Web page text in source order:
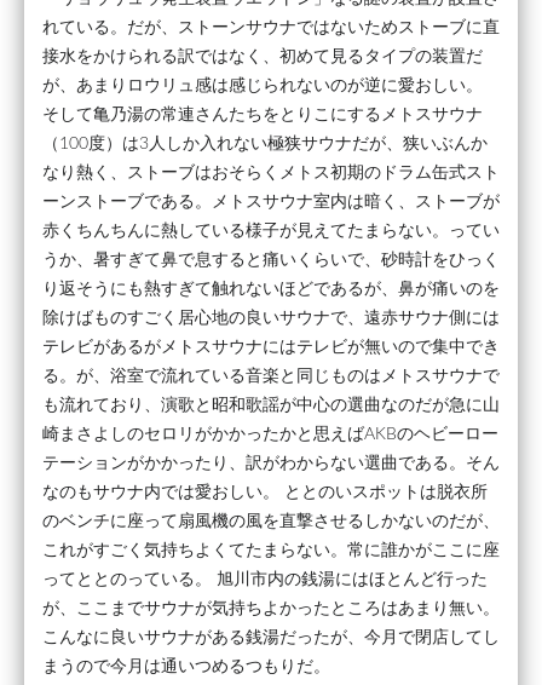
れている。だが、ストーンサウナではないためストーブに直
接水をかけられる訳ではなく、初めて見るタイプの装置だ
が、あまりロウリュ感は感じられないのが逆に愛おしい。
そして亀乃湯の常連さんたちをとりこにするメトスサウナ
（100度）は3人しか入れない極狭サウナだが、狭いぶんか
なり熱く、ストーブはおそらくメトス初期のドラム缶式スト
ーンストーブである。メトスサウナ室内は暗く、ストーブが
赤くちんちんに熱している様子が見えてたまらない。ってい
うか、暑すぎて鼻で息すると痛いくらいで、砂時計をひっく
り返そうにも熱すぎて触れないほどであるが、鼻が痛いのを
除けばものすごく居心地の良いサウナで、遠赤サウナ側には
テレビがあるがメトスサウナにはテレビが無いので集中でき
る。が、浴室で流れている音楽と同じものはメトスサウナで
も流れており、演歌と昭和歌謡が中心の選曲なのだが急に山
崎まさよしのセロリがかかったかと思えばAKBのヘビーロー
テーションがかかったり、訳がわからない選曲である。そん
なのもサウナ内では愛おしい。 ととのいスポットは脱衣所
のベンチに座って扇風機の風を直撃させるしかないのだが、
これがすごく気持ちよくてたまらない。常に誰かがここに座
ってととのっている。 旭川市内の銭湯にはほとんど行った
が、ここまでサウナが気持ちよかったところはあまり無い。
こんなに良いサウナがある銭湯だったが、今月で閉店してし
まうので今月は通いつめるつもりだ。